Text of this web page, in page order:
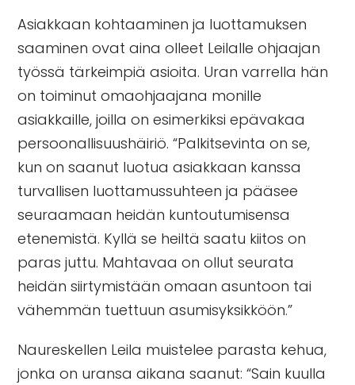
Asiakkaan kohtaaminen ja luottamuksen
saaminen ovat aina olleet Leilalle ohjaajan
työssä tärkeimpiä asioita. Uran varrella hän
on toiminut omaohjaajana monille
asiakkaille, joilla on esimerkiksi epävakaa
persoonallisuushäiriö. “Palkitsevinta on se,
kun on saanut luotua asiakkaan kanssa
turvallisen luottamussuhteen ja pääsee
seuraamaan heidän kuntoutumisensa
etenemistä. Kyllä se heiltä saatu kiitos on
paras juttu. Mahtavaa on ollut seurata
heidän siirtymistään omaan asuntoon tai
vähemmän tuettuun asumisyksikköön.”
Naureskellen Leila muistelee parasta kehua,
jonka on uransa aikana saanut: “Sain kuulla